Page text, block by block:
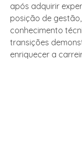
após adquirir
posição de
conhecimento
transições
enriquecer a